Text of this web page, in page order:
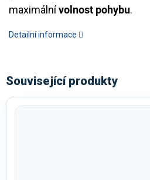
maximálnívolnost pohybu.
Detailní informace
Související produkty